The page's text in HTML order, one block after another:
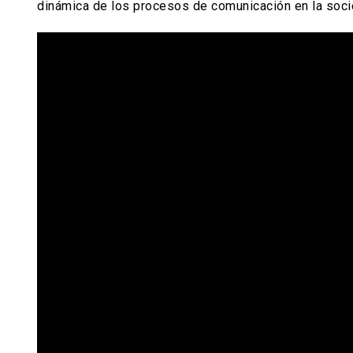
dinámica de los procesos de comunicación en la